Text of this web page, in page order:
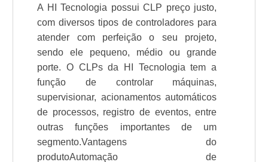
A HI Tecnologia possui CLP preço justo,
com diversos tipos de controladores para
atender com perfeição o seu projeto,
sendo ele pequeno, médio ou grande
porte. O CLPs da HI Tecnologia tem a
função de controlar máquinas,
supervisionar, acionamentos automáticos
de processos, registro de eventos, entre
outras funções importantes de um
segmento.Vantagens do
produtoAutomação de